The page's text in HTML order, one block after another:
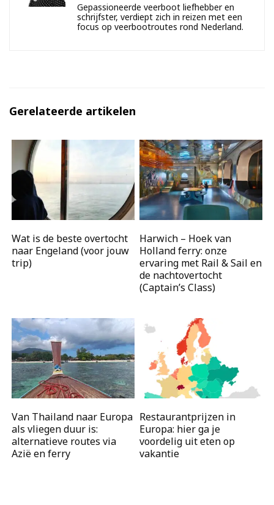
Gepassioneerde veerboot liefhebber en
schrijfster, verdiept zich in reizen met een
focus op veerbootroutes rond Nederland.
Gerelateerde artikelen
Wat is de beste overtocht
naar Engeland (voor jouw
trip)
Harwich – Hoek van
Holland ferry: onze
ervaring met Rail & Sail en
de nachtovertocht
(Captain’s Class)
Van Thailand naar Europa
als vliegen duur is:
alternatieve routes via
Azië en ferry
Restaurantprijzen in
Europa: hier ga je
voordelig uit eten op
vakantie